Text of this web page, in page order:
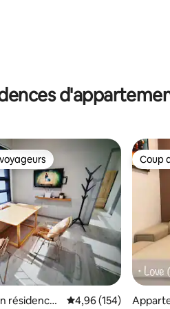
de 135 commentaires : 4,88 sur 5
⋅
Évaluation moyenne
4,96 (154)
Coup
Coup